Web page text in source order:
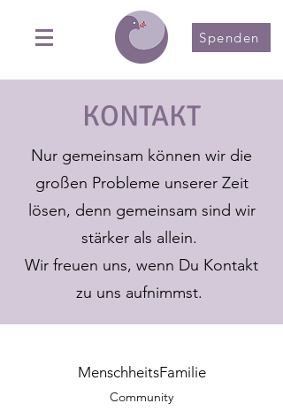
Spenden
KONTAKT
Nur gemeinsam können wir die
großen Probleme unserer Zeit
lösen, denn gemeinsam sind wir
stärker als allein.
Wir freuen uns, wenn Du Kontakt
zu uns aufnimmst.
MenschheitsFamilie
Community